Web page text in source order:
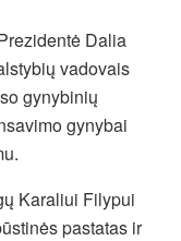
Dalia
vadovais
gynybinių
gynybai
Karaliui Filypui
pastatas ir